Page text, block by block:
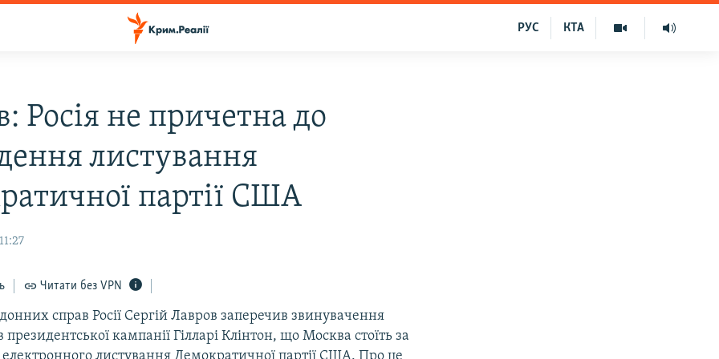
КТА
РУС
Росія не причетна до
листування
партії США
Читати без VPN
справ Росії Сергій Лавров заперечив звинувачення
президентської кампанії Гілларі Клінтон, що Москва стоїть за